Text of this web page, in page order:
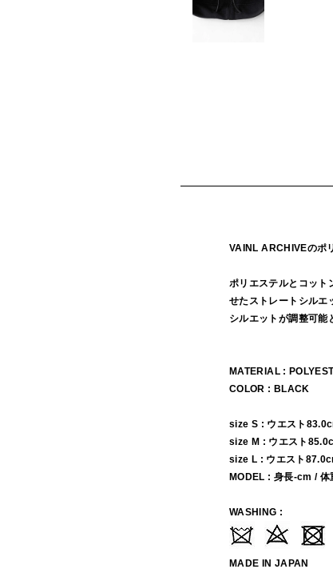
VAINL ARCHIVEのポ
ポリエステルとコット
せたストレートシルエ
シルエットが調整可能
MATERIAL :
COLOR : BLACK
size S : ウエスト
size M : ウエスト
size L : ウエスト
MODEL : 身長-cm /
WASHING :
MADE IN JAPAN